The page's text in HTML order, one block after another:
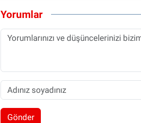
Yorumlar
Gönder